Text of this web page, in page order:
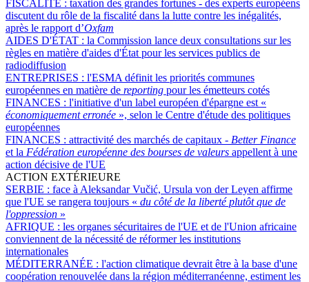
FISCALITÉ : taxation des grandes fortunes - des experts européens
discutent du rôle de la fiscalité dans la lutte contre les inégalités,
après le rapport d’Oxfam
AIDES D'ÉTAT : la Commission lance deux consultations sur les
règles en matière d'aides d'État pour les services publics de
radiodiffusion
ENTREPRISES : l'ESMA définit les priorités communes
européennes en matière de reporting pour les émetteurs cotés
FINANCES : l'initiative d'un label européen d'épargne est «
économiquement erronée », selon le Centre d'étude des politiques
européennes
FINANCES : attractivité des marchés de capitaux - Better Finance
et la Fédération européenne des bourses de valeurs appellent à une
action décisive de l'UE
ACTION EXTÉRIEURE
SERBIE : face à Aleksandar Vučić, Ursula von der Leyen affirme
que l'UE se rangera toujours « du côté de la liberté plutôt que de
l'oppression »
AFRIQUE : les organes sécuritaires de l'UE et de l'Union africaine
conviennent de la nécessité de réformer les institutions
internationales
MÉDITERRANÉE : l'action climatique devrait être à la base d'une
coopération renouvelée dans la région méditerranéenne, estiment les